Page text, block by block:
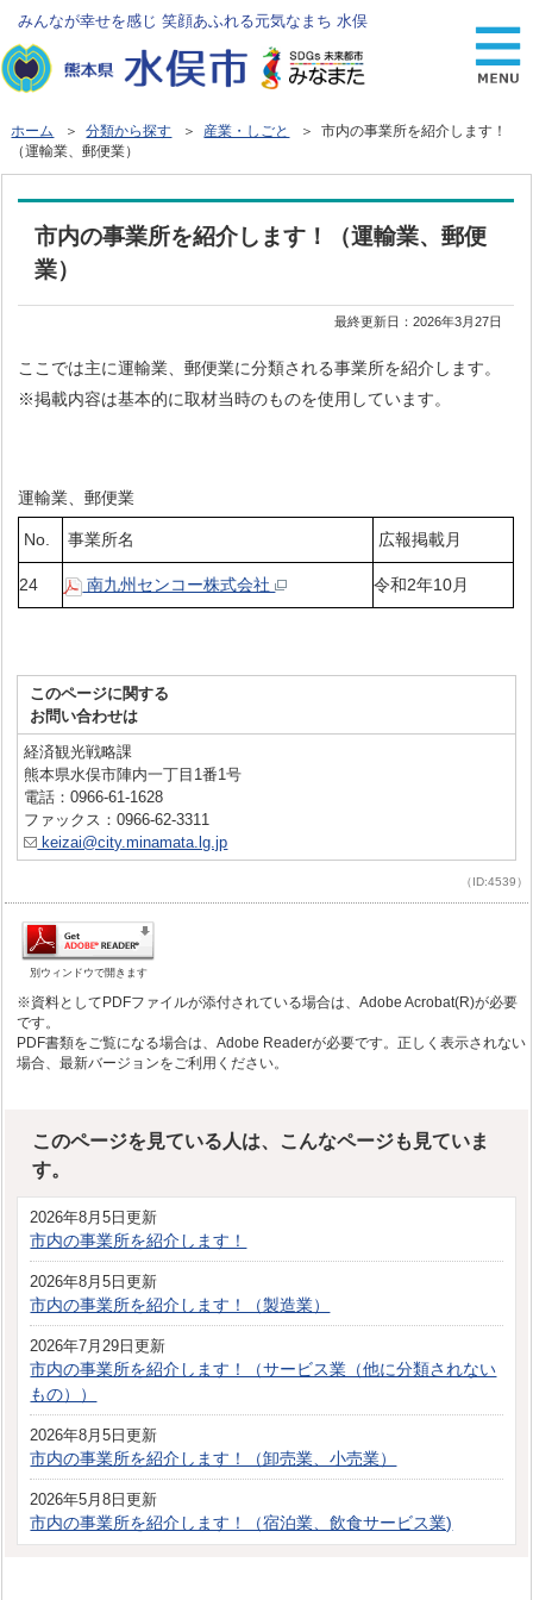
みんなが幸せを感じ 笑顔あふれる元気なまち 水俣
ホーム ＞分類から探す ＞ 産業・しごと
＞ 市内の事業所を紹介します！
（運輸業、郵便業）
市内の事業所を紹介します！（運輸業、郵便
業）
最終更新日：2026年3月27日
ここでは主に運輸業、郵便業に分類される事業所を紹介します。
※掲載内容は基本的に取材当時のものを使用しています。
運輸業、郵便業
No. 事業所名 広報掲載月
24 南九州センコー株式会社 令和2年10月
このページに関する
お問い合わせは
経済観光戦略課
熊本県水俣市陣内一丁目1番1号
電話：0966-61-1628
ファックス：0966-62-3311
keizai@city.minamata.lg.jp
（ID:4539）
別ウィンドウで開きます
※資料としてPDFファイルが添付されている場合は、Adobe Acrobat(R)が必要
です。
PDF書類をご覧になる場合は、Adobe Readerが必要です。正しく表示されない
場合、最新バージョンをご利用ください。
このページを見ている人は、こんなページも見ていま
す。
2026年8月5日更新
市内の事業所を紹介します！
2026年8月5日更新
市内の事業所を紹介します！（製造業）
2026年7月29日更新
市内の事業所を紹介します！（サービス業（他に分類されない
もの））
2026年8月5日更新
市内の事業所を紹介します！（卸売業、小売業）
2026年5月8日更新
市内の事業所を紹介します！（宿泊業、飲食サービス業)